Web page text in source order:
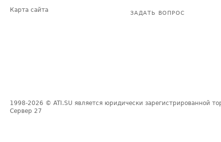
Карта сайта
ЗАДАТЬ ВОПРОС
1998-2026 © ATI.SU является юридически зарегистрированной
Сервер 27